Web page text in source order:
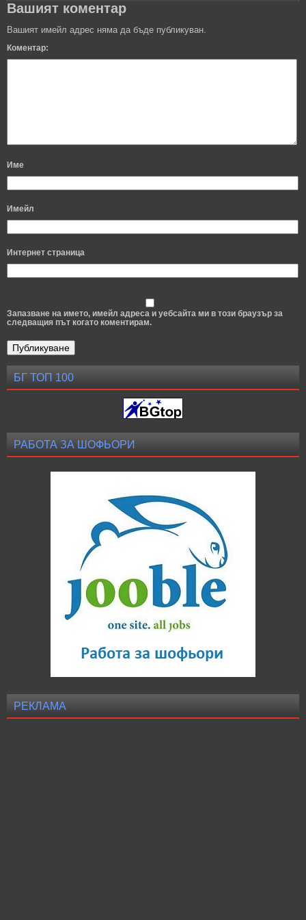
Вашият коментар
Вашият имейл адрес няма да бъде публикуван.
Коментар:
Име
Имейл
Интернет страница
Запазване на името, имейл адреса и уебсайта ми в този браузър за
следващия път когато коментирам.
БГ ТОП 100
РАБОТА ЗА ШОФЬОРИ
РЕКЛАМА